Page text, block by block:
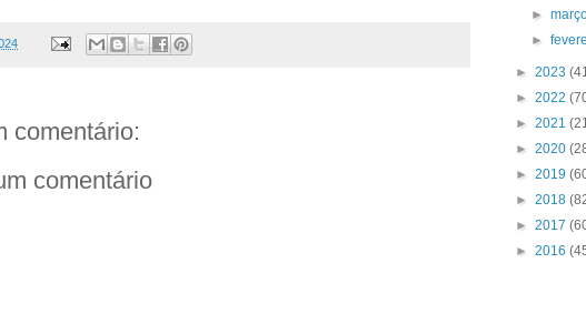
comentário:
comentário
►
►
► 2023
► 2022
► 2021
► 2020
► 2019
► 2018
► 2017
► 2016